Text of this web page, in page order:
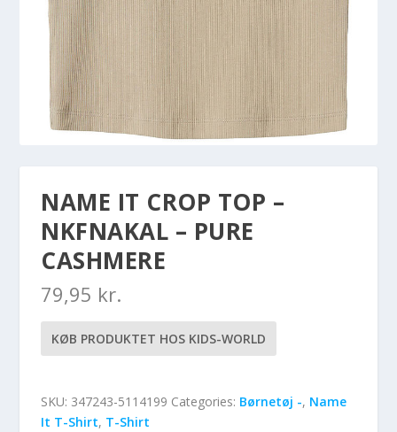
NAME IT CROP TOP –
NKFNAKAL – PURE
CASHMERE
79,95 kr.
KØB PRODUKTET HOS KIDS-WORLD
SKU: 347243-5114199 Categories: Børnetøj -, Name
It T-Shirt, T-Shirt